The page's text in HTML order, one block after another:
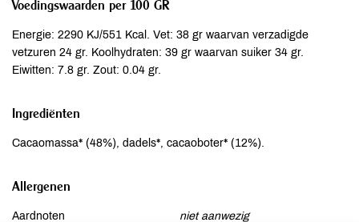
Voedingswaarden per 100 GR
Energie: 2290 KJ/551 Kcal. Vet: 38 gr waarvan verzadigde
vetzuren 24 gr. Koolhydraten: 39 gr waarvan suiker 34 gr.
Eiwitten: 7.8 gr. Zout: 0.04 gr.
Ingrediënten
Cacaomassa* (48%), dadels*, cacaoboter* (12%).
Allergenen
Aardnoten
niet aanwezig